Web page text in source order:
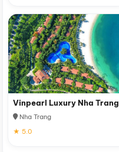
Vinpearl Luxury Nha Trang
Nha Trang
★ 5.0